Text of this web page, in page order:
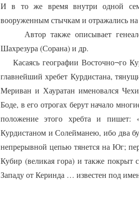
И в то же время внутри одной
вооруженным стычкам и отражались на
Автор также описывает
Шахрезура (Сорана) и др.
Касаясь географии Восточно¬го
главнейший хребет Курдистана,
Мериван и Хауратан именовался
Боде, в его отрогах берут начало
положение этого хребта и пишет:
Курдистаном и Солейманею, ибо два
непрерывной цепью тянется на Юг;
Кубир (великая гора) и также
Западу от Керинда … известен под